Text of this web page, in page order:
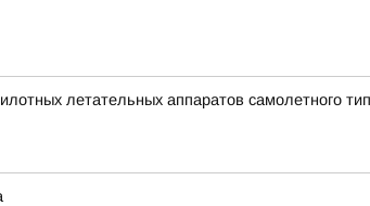
летательных аппаратов самолетного